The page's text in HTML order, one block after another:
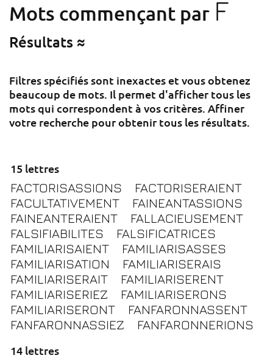
Mots commençant par F
Résultats ≈
Filtres spécifiés sont inexactes et vous obtenez
beaucoup de mots. Il permet d'afficher tous les
mots qui correspondent à vos critères. Affiner
votre recherche pour obtenir tous les résultats.
15 lettres
FACTORISASSIONS
FACTORISERAIENT
FACULTATIVEMENT
FAINEANTASSIONS
FAINEANTERAIENT
FALLACIEUSEMENT
FALSIFIABILITES
FALSIFICATRICES
FAMILIARISAIENT
FAMILIARISASSES
FAMILIARISATION
FAMILIARISERAIS
FAMILIARISERAIT
FAMILIARISERENT
FAMILIARISERIEZ
FAMILIARISERONS
FAMILIARISERONT
FANFARONNASSENT
FANFARONNASSIEZ
FANFARONNERIONS
14 lettres